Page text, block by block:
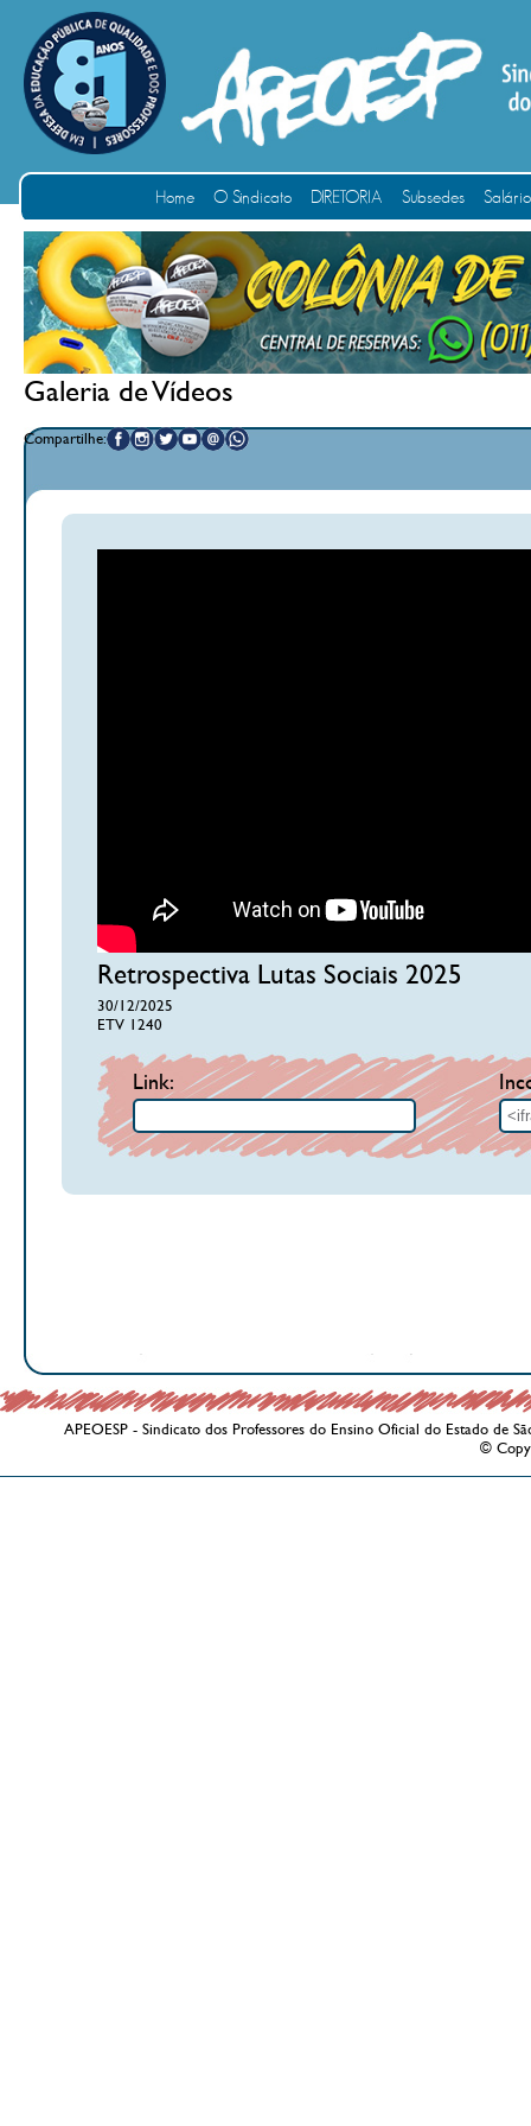
Home O Sindicato DIRETORIA Subsedes
Galeria de Vídeos
Compartilhe:
Retrospectiva Lutas Sociais 2025
30/12/2025
ETV 1240
Link:
APEOESP - Sindicato dos Professores do Ensino Oficial do Estado de
©